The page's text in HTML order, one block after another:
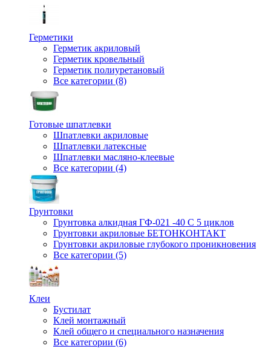
Герметики
Герметик акриловый
Герметик кровельный
Герметик полиуретановый
Все категории (8)
Готовые шпатлевки
Шпатлевки акриловые
Шпатлевки латексные
Шпатлевки масляно-клеевые
Все категории (4)
Грунтовки
Грунтовка алкидная ГФ-021 -40 С 5 циклов
Грунтовки акриловые БЕТОНКОНТАКТ
Грунтовки акриловые глубокого проникновения
Все категории (5)
Клеи
Бустилат
Клей монтажный
Клей общего и специального назначения
Все категории (6)